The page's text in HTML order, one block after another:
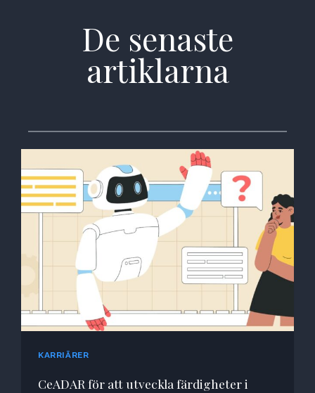
De senaste
artiklarna
KARRIÄRER
CeADAR för att utveckla färdigheter i